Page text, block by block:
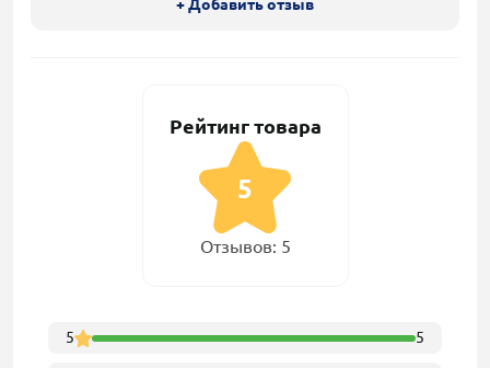
+ Добавить отзыв
Рейтинг товара
5
Отзывов: 5
5 5